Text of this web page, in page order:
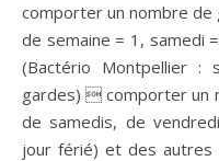
comporter un nombre de
de semaine = 1, samedi
(Bactério Montpellier
gardes)  comporter un
de samedis, de
jour férié) et des